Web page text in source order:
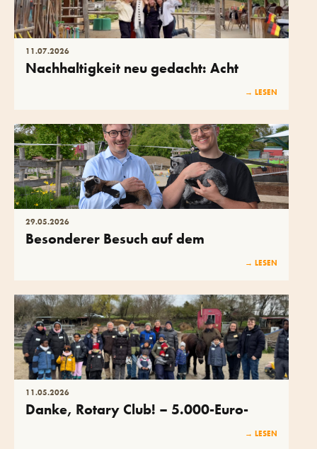
11.07.2026
Nachhaltigkeit neu gedacht: Acht
→ LESEN
29.05.2026
Besonderer Besuch auf dem
→ LESEN
11.05.2026
Danke, Rotary Club! – 5.000-Euro-
Spende und strahlende Kinderaugen→ LESEN